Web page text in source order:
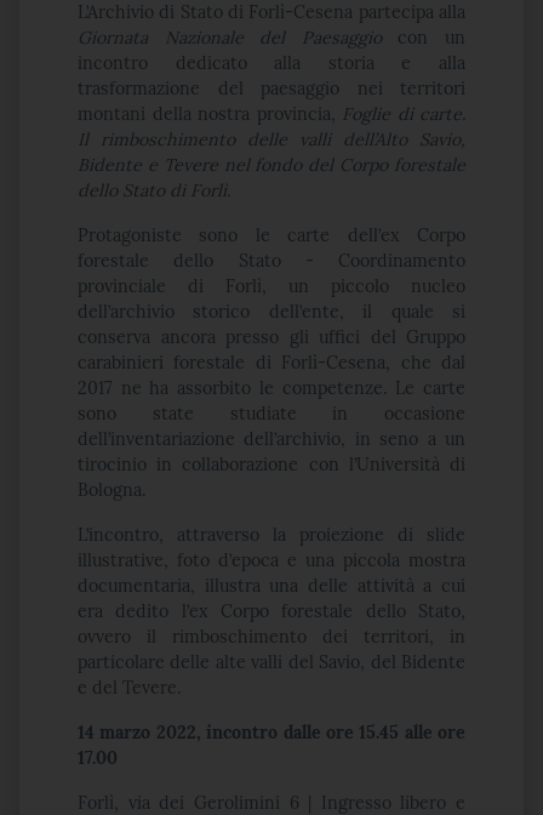
L’Archivio di Stato di Forlì-Cesena partecipa alla
Giornata Nazionale del Paesaggiocon un
incontro dedicato alla storia e alla
trasformazione del paesaggio nei territori
montani della nostra provincia, Foglie di carte.
Il rimboschimento delle valli dell’Alto Savio,
Bidente e Tevere nel fondo del Corpo forestale
dello Stato di Forlì.
Protagoniste sono le carte dell’ex Corpo
forestale dello Stato - Coordinamento
provinciale di Forlì, un piccolo nucleo
dell’archivio storico dell’ente, il quale si
conserva ancora presso gli uffici del Gruppo
carabinieri forestale di Forlì-Cesena, che dal
2017 ne ha assorbito le competenze. Le carte
sono state studiate in occasione
dell’inventariazione dell’archivio, in seno a un
tirocinio in collaborazione con l’Università di
Bologna.
L’incontro, attraverso la proiezione di slide
illustrative, foto d’epoca e una piccola mostra
documentaria, illustra una delle attività a cui
era dedito l’ex Corpo forestale dello Stato,
ovvero il rimboschimento dei territori, in
particolare delle alte valli del Savio, del Bidente
e del Tevere.
14 marzo 2022, incontro dalle ore 15.45 alle ore
17.00
Forlì, via dei Gerolimini 6 | Ingresso libero e